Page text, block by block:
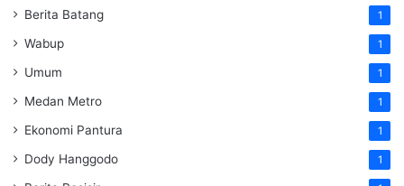
Berita Batang 1
Wabup 1
Umum 1
Medan Metro 1
Ekonomi Pantura 1
Dody Hanggodo 1